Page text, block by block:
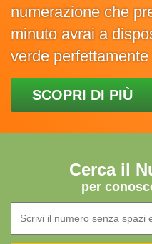
numerazione che
minuto avrai a
verde
SCOPRI DI PIÙ
Cerca il
per